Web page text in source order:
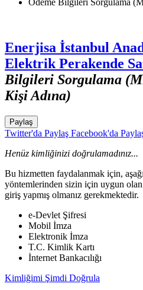
Enerjisa İstanbul
Elektrik Perakende
Bilgileri Sorgulama
Kişi Adına)
Paylaş
Twitter'da Paylaş Facebook'da
Henüz kimliğinizi doğrulamadınız...
Bu hizmetten faydalanmak için,
yöntemlerinden sizin için uygun
giriş yapmış olmanız gerekmektedir.
e-Devlet Şifresi
Mobil İmza
Elektronik İmza
T.C. Kimlik Kartı
İnternet Bankacılığı
Kimliğimi Şimdi Doğrula